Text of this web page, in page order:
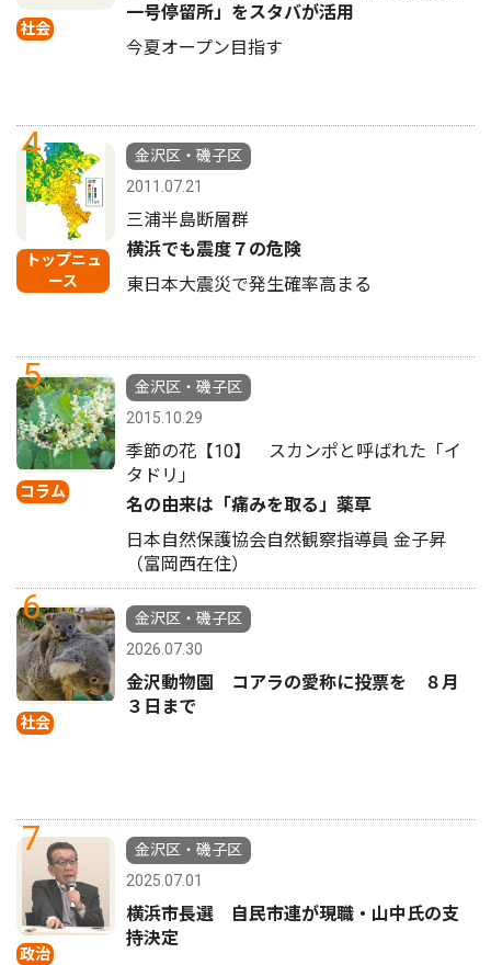
社会
一号停留所」をスタバが活用
今夏オープン目指す
4
トップニュ
ース
金沢区・磯子区
2011.07.21
三浦半島断層群
横浜でも震度７の危険
東日本大震災で発生確率高まる
5
コラム
金沢区・磯子区
2015.10.29
季節の花【10】 スカンポと呼ばれた「イ
タドリ」
名の由来は「痛みを取る」薬草
日本自然保護協会自然観察指導員 金子昇
（富岡西在住）
6
社会
金沢区・磯子区
2026.07.30
金沢動物園 コアラの愛称に投票を ８月
３日まで
7
政治
金沢区・磯子区
2025.07.01
横浜市長選 自民市連が現職・山中氏の支
持決定